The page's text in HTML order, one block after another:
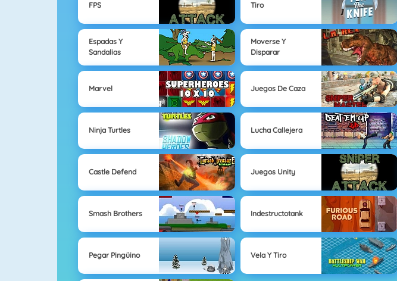
FPS Tiro
Espadas Y
Sandalias
Moverse Y
Disparar
Marvel Juegos De Caza
Ninja Turtles Lucha Callejera
Castle Defend Juegos Unity
Smash Brothers Indestructotank
Pegar Pingüino Vela Y Tiro